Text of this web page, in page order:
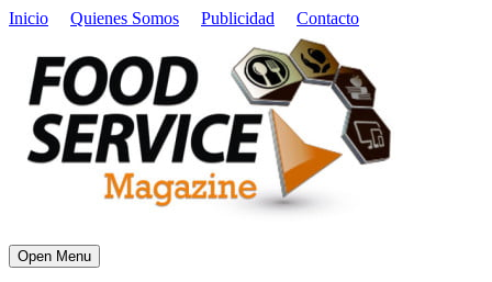
Inicio Quienes Somos Publicidad Contacto
Open Menu